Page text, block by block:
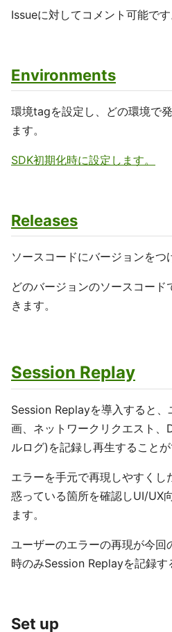
Issueに対してコメント可能です
Environments
環境tagを設定し、どの環境で
ます。
SDK初期化時に設定します。
Releases
ソースコードにバージョンをつ
どのバージョンのソースコー
きます。
Session Replay
Session Replayを導入すると
画、ネットワークリクエスト、
ルログ)を記録し再生することが
エラーを手元で再現しやすくし
惑っている箇所を確認しUI/UX
ます。
ユーザーのエラーの再現が今回
時のみSession Replayを記録す
Set up